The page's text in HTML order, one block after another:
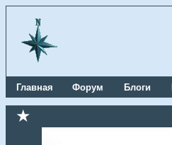
Главная Форум Блоги
★